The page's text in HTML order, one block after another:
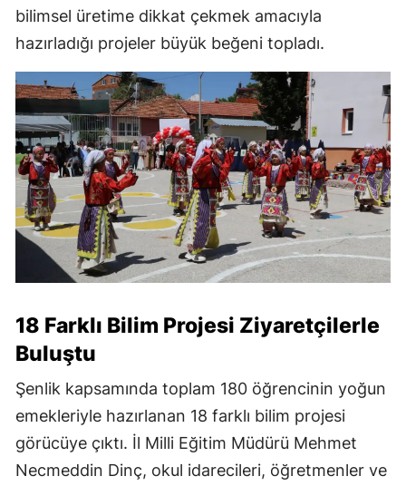
bilimsel üretime dikkat çekmek amacıyla
hazırladığı projeler büyük beğeni topladı.
18 Farklı Bilim Projesi Ziyaretçilerle
Buluştu
Şenlik kapsamında toplam 180 öğrencinin yoğun
emekleriyle hazırlanan 18 farklı bilim projesi
görücüye çıktı. İl Milli Eğitim Müdürü Mehmet
Necmeddin Dinç, okul idarecileri, öğretmenler ve